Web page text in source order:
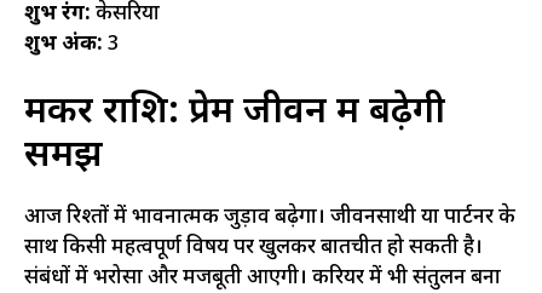
शुभ रंग: केसरिया
शुभ अंक: 3
मकर राशि: प्रेम जीवन में बढ़ेगी
समझ
आज रिश्तों में भावनात्मक जुड़ाव बढ़ेगा। जीवनसाथी या पार्टनर के
साथ किसी महत्वपूर्ण विषय पर खुलकर बातचीत हो सकती है।
संबंधों में भरोसा और मजबूती आएगी। करियर में भी संतुलन बना